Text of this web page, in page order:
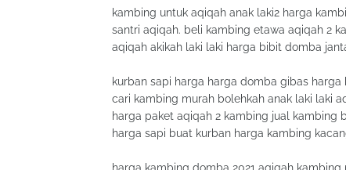
kambing untuk aqiqah anak laki2 harga
santri aqiqah. beli kambing etawa aqiqah 2
aqiqah akikah laki laki harga bibit domba
kurban sapi harga harga domba gibas
cari kambing murah bolehkah anak laki laki
harga paket aqiqah 2 kambing jual kambing
harga sapi buat kurban harga kambing